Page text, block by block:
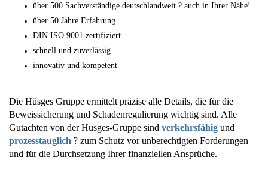
über 500 Sachverständige deutschlandweit ? auch in Ihrer Nähe!
über 50 Jahre Erfahrung
DIN ISO 9001 zertifiziert
schnell und zuverlässig
innovativ und kompetent
Die Hüsges Gruppe ermittelt präzise alle Details, die für die
Beweissicherung und Schadenregulierung wichtig sind. Alle
Gutachten von der Hüsges-Gruppe sind verkehrsfähig und
prozesstauglich ? zum Schutz vor unberechtigten Forderungen
und für die Durchsetzung Ihrer finanziellen Ansprüche.